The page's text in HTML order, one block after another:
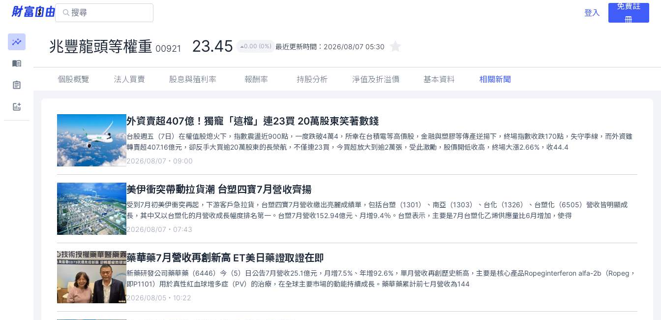
登入
免費註
冊
兆豐龍頭等權重 00921 23.45 0.00 (0%) 最近更新時間： 2026/08/07 05:30
個股概覽 法人買賣 股息與殖利率 報酬率 持股分析 淨值及折溢價 基本資料 相關新聞
外資賣超407億！獨寵「這檔」連23買 20萬股東笑著數錢
台股週五（7日）在權值股熄火下，指數震盪近900點，一度跌破4萬4，所幸在台積電等高價股，金融與塑膠等傳產逆揚下，終場指數收跌170點，失守季線，而外資雖
轉賣超407.16億元，卻反手大買逾20萬股東的長榮航，不僅連23買，今買超放大到逾2萬張，受此激勵，股價開低收高，終場大漲2.66%，收44.4
2026/08/07・09:00
美伊衝突帶動拉貨潮 台塑四寶7月營收齊揚
受到7月初美伊衝突再起，下游客戶急拉貨，台塑四寶7月營收繳出亮麗成績單，包括台塑（1301）、南亞（1303）、台化（1326）、台塑化（6505）營收皆明顯成
長，其中又以台塑化的月營收成長幅度排名第一。台塑7月營收152.94億元、月增9.4％。台塑表示，主要是7月台塑化乙烯供應量比6月增加，使得
2026/08/07・07:43
藥華藥7月營收再創新高 ET美日藥證取證在即
新藥研發公司藥華藥（6446）今（5）日公告7月營收25.1億元，月增7.5%、年增92.6%，單月營收再創歷史新高，主要是核心產品Ropeginterferon alfa-2b（Ropeg，
即P1101）用於真性紅血球增多症（PV）的治療，在全球主要市場的動能持續成長。藥華藥累計前七月營收為144
2026/08/05・10:22